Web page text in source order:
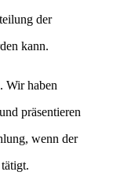
der
kann.
Wir haben
präsentieren
wenn der